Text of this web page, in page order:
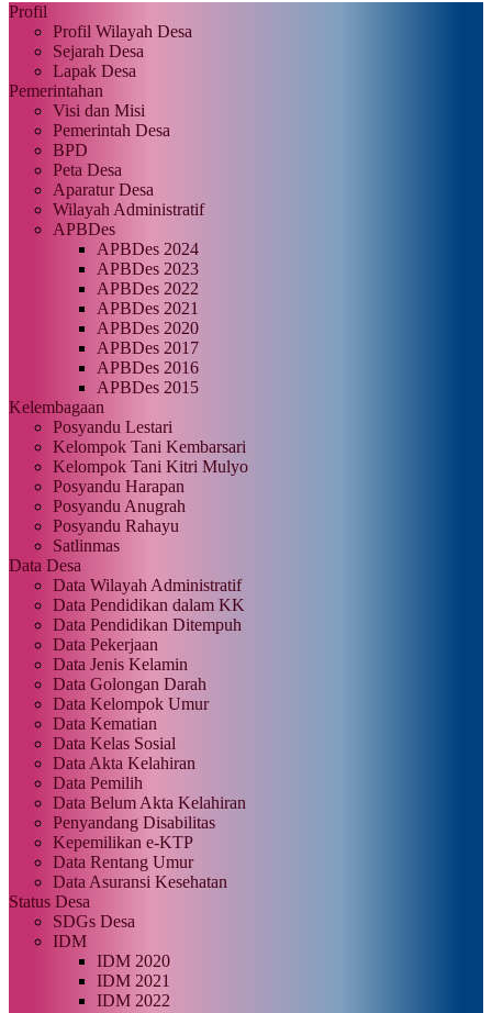
Profil
Profil Wilayah Desa
Sejarah Desa
Lapak Desa
Pemerintahan
Visi dan Misi
Pemerintah Desa
BPD
Peta Desa
Aparatur Desa
Wilayah Administratif
APBDes
APBDes 2024
APBDes 2023
APBDes 2022
APBDes 2021
APBDes 2020
APBDes 2017
APBDes 2016
APBDes 2015
Kelembagaan
Posyandu Lestari
Kelompok Tani Kembarsari
Kelompok Tani Kitri Mulyo
Posyandu Harapan
Posyandu Anugrah
Posyandu Rahayu
Satlinmas
Data Desa
Data Wilayah Administratif
Data Pendidikan dalam KK
Data Pendidikan Ditempuh
Data Pekerjaan
Data Jenis Kelamin
Data Golongan Darah
Data Kelompok Umur
Data Kematian
Data Kelas Sosial
Data Akta Kelahiran
Data Pemilih
Data Belum Akta Kelahiran
Penyandang Disabilitas
Kepemilikan e-KTP
Data Rentang Umur
Data Asuransi Kesehatan
Status Desa
SDGs Desa
IDM
IDM 2020
IDM 2021
IDM 2022